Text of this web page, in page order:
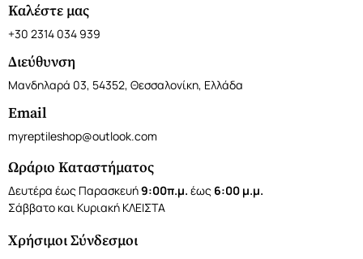
Καλέστε μας
+30 2314 034 939
Διεύθυνση
Μανδηλαρά 03, 54352, Θεσσαλονίκη, Ελλάδα
Email
myreptileshop@outlook.com
Ωράριο Καταστήματος
Δευτέρα έως Παρασκευή9:00π.μ. έως 6:00 μ.μ.
Σάββατο και Κυριακή ΚΛΕΙΣΤΑ
Χρήσιμοι Σύνδεσμοι